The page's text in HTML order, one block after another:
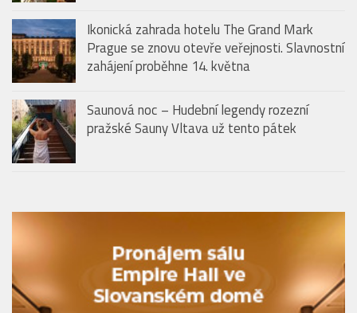
Ikonická zahrada hotelu The Grand Mark
Prague se znovu otevře veřejnosti. Slavnostní
zahájení proběhne 14. května
Saunová noc – Hudební legendy rozezní
pražské Sauny Vltava už tento pátek